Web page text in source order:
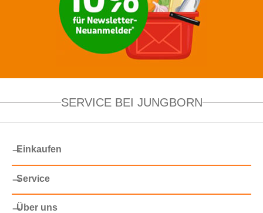
SERVICE BEI JUNGBORN
Einkaufen
Service
Über uns